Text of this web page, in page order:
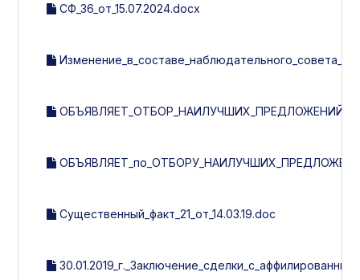
СФ_36_от_15.07.2024.docx
Существенный_факт_21_от_14.03.19.doc